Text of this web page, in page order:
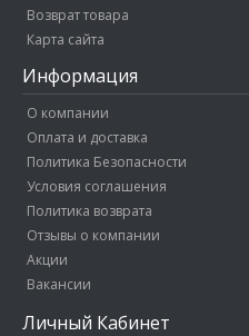
Возврат товара
Карта сайта
Информация
О компании
Оплата и доставка
Политика Безопасности
Условия соглашения
Политика возврата
Отзывы о компании
Акции
Вакансии
Личный Кабинет